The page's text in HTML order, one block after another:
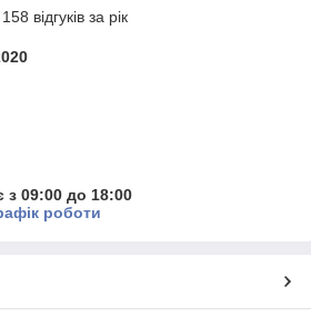
відгуків за рік
з 09:00 до 18:00
роботи